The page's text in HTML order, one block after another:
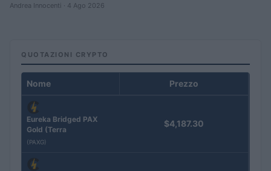
Andrea Innocenti · 4 Ago 2026
QUOTAZIONI CRYPTO
Nome Prezzo
Eureka Bridged PAX
Gold (Terra
(PAXG)
$4,187.30